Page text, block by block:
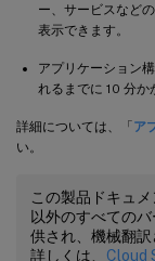
ー、サービスなど
表示できます。
アプリケーション
れるまでに 10 分か
詳細については、「ア
い。
この製品ドキュ
以外のすべての
供され、機械翻訳
詳しくは、 Cloud